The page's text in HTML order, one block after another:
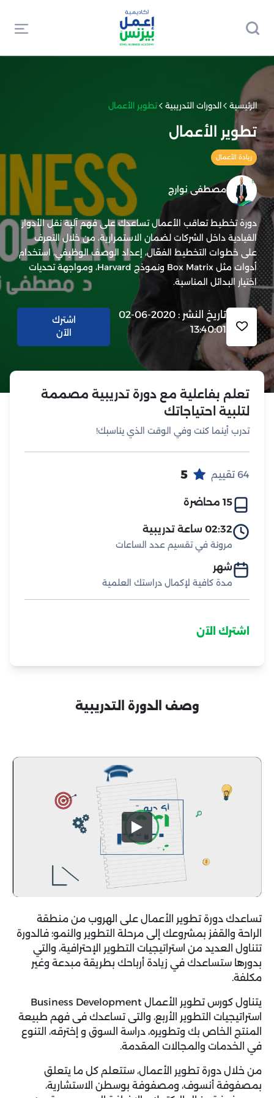
تعلم بفاعلية مع دورة تدريبية مصممة
لتلبية احتياجاتك
تدرب أينما كنت وفي الوقت الذي يناسبك!
64 تقييم 5
15 محاضرة
02:32 ساعة تدريبية
مرونة في تقسيم عدد الساعات
شهر
مدة كافية لإكمال دراستك العلمية
اشترك الآن
الرئيسية الدورات التدريبية تطوير الأعمال
تطوير الأعمال
ريادة الأعمال
مصطفى نوارج
دورة تخطيط تعاقب الأعمال تساعدك على فهم آلية نقل الأدوار
القيادية داخل الشركات لضمان الاستمرارية، من خلال التعرف
على خطوات التخطيط الفعّال، إعداد الوصف الوظيفي، استخدام
أدوات مثل Box Matrix ونموذج Harvard، ومواجهة تحديات
اختيار البدائل المناسبة.
تاريخ النشر : 2020-06-02
13:40:01
اشترك
الآن
وصف الدورة التدريبية
تساعدك دورة تطوير الأعمال على الهروب من منطقة
الراحة والقفز بمشروعك إلى مرحلة التطوير والنمو؛ فالدورة
تتناول العديد من استراتيجيات التطوير الإحترافية، والتي
بدورها ستساعدك في زيادة أرباحك بطريقة مبدعة وغير
مكلفة.
يتناول كورس تطوير الأعمال B usiness Development
استراتيجيات التطوير الأربع، والتى تساعدك فى فهم طبيعة
المنتج الخاص بك وتطويره، دراسة السوق و إخترقه، التنوع
في الخدمات والمجالات المقدمة.
من خلال دورة تطوير الأعمال، ستتعلم كل ما يتعلق
بمصفوفة أنسوف، ومصفوفة بوسطن الاستشارية،